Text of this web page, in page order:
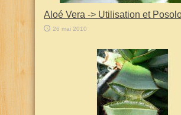
Aloé Vera -> Utilisation et
26 mai 2010